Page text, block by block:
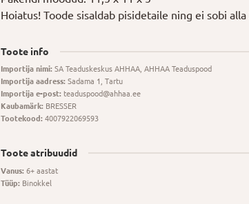
Hoiatus! Toode sisaldab pisidetaile ning ei sobi alla
Toote info
Importija nimi:SA Teaduskeskus AHHAA, AHHAA Teaduspood
Importija aadress:Sadama 1, Tartu
Importija e-post:teaduspood@ahhaa.ee
Kaubamärk:BRESSER
Tootekood:4007922069593
Toote atribuudid
Vanus:6+ aastat
Tüüp:Binokkel